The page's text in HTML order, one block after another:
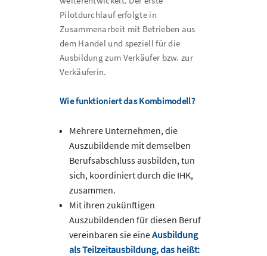
Pilotdurchlauf erfolgte in
Zusammenarbeit mit Betrieben aus
dem Handel und speziell für die
Ausbildung zum Verkäufer bzw. zur
Verkäuferin.
Wie funktioniert das Kombimodell?
Mehrere Unternehmen, die
Auszubildende mit demselben
Berufsabschluss ausbilden, tun
sich, koordiniert durch die IHK,
zusammen.
Mit ihren zukünftigen
Auszubildenden für diesen Beruf
vereinbaren sie eineAusbildung
als Teilzeitausbildung,das heißt: